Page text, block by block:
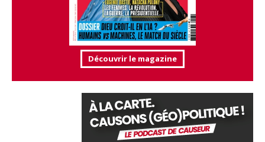
Découvrir le magazine